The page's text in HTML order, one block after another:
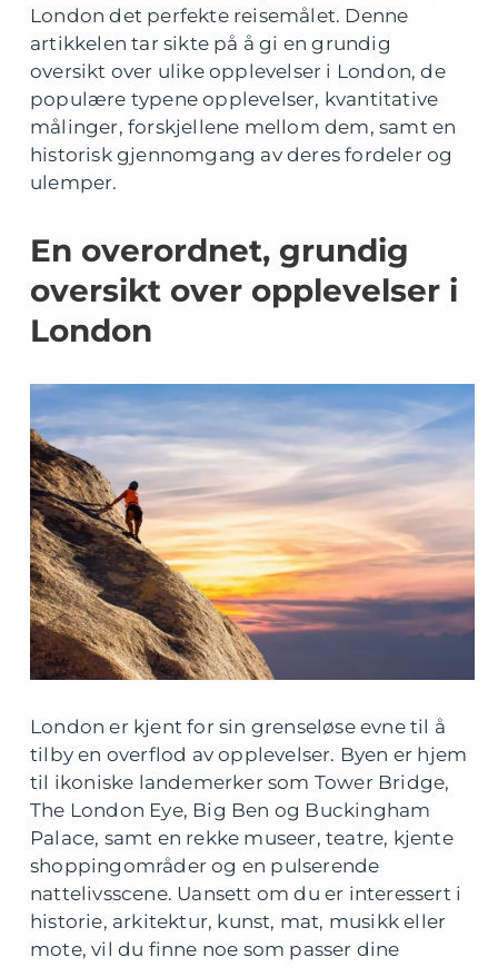
London det perfekte reisemålet. Denne
artikkelen tar sikte på å gi en grundig
oversikt over ulike opplevelser i London, de
populære typene opplevelser, kvantitative
målinger, forskjellene mellom dem, samt en
historisk gjennomgang av deres fordeler og
ulemper.
En overordnet, grundig
oversikt over opplevelser i
London
London er kjent for sin grenseløse evne til å
tilby en overflod av opplevelser. Byen er hjem
til ikoniske landemerker som Tower Bridge,
The London Eye, Big Ben og Buckingham
Palace, samt en rekke museer, teatre, kjente
shoppingområder og en pulserende
nattelivsscene. Uansett om du er interessert i
historie, arkitektur, kunst, mat, musikk eller
mote, vil du finne noe som passer dine